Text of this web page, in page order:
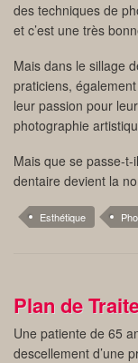
des techniques de
et c’est une très
Mais dans le sillage
praticiens,
leur passion pour
photographie
Mais que se passe-
dentaire devient la
Esthétique
Plan de
Une patiente de 65
descellement d’une